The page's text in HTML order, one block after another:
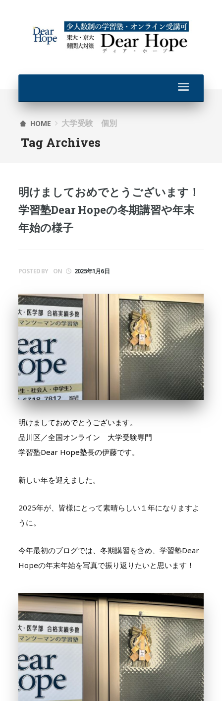
HOME 大学受験 個別
Tag Archives
明けましておめでとうございます！
学習塾Dear Hopeの冬期講習や年末
年始の様子
POSTED BY ON 2025年1月6日
明けましておめでとうございます。
品川区／全国オンライン 大学受験専門
学習塾Dear Hope塾長の伊藤です。
新しい年を迎えました。
2025年が、皆様にとって素晴らしい１年になりますよ
うに。
今年最初のブログでは、冬期講習を含め、学習塾Dear
Hopeの年末年始を写真で振り返りたいと思います！